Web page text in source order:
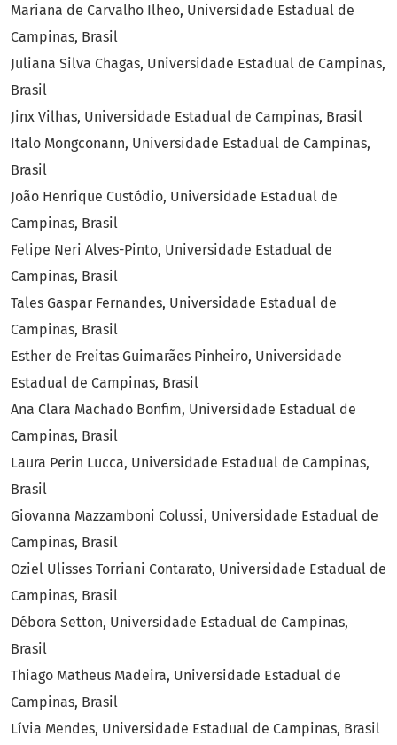
Mariana de Carvalho Ilheo, Universidade Estadual de
Campinas, Brasil
Juliana Silva Chagas, Universidade Estadual de Campinas,
Brasil
Jinx Vilhas, Universidade Estadual de Campinas, Brasil
Italo Mongconann, Universidade Estadual de Campinas,
Brasil
João Henrique Custódio, Universidade Estadual de
Campinas, Brasil
Felipe Neri Alves-Pinto, Universidade Estadual de
Campinas, Brasil
Tales Gaspar Fernandes, Universidade Estadual de
Campinas, Brasil
Esther de Freitas Guimarães Pinheiro, Universidade
Estadual de Campinas, Brasil
Ana Clara Machado Bonfim, Universidade Estadual de
Campinas, Brasil
Laura Perin Lucca, Universidade Estadual de Campinas,
Brasil
Giovanna Mazzamboni Colussi, Universidade Estadual de
Campinas, Brasil
Oziel Ulisses Torriani Contarato, Universidade Estadual de
Campinas, Brasil
Débora Setton, Universidade Estadual de Campinas,
Brasil
Thiago Matheus Madeira, Universidade Estadual de
Campinas, Brasil
Lívia Mendes, Universidade Estadual de Campinas, Brasil